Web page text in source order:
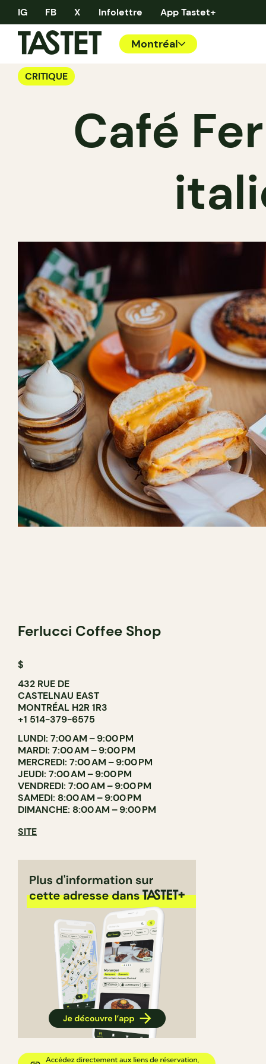
IG FB X Infolettre App Tastet+
Montréal
CRITIQUE
Café
Ferlucci Coffee Shop
$
432 RUE DE
CASTELNAU EAST
MONTRÉAL H2R 1R3
+1 514-379-6575
LUNDI: 7:00 AM – 9:00 PM
MARDI: 7:00 AM – 9:00 PM
MERCREDI: 7:00 AM – 9:00 PM
JEUDI: 7:00 AM – 9:00 PM
VENDREDI: 7:00 AM – 9:00 PM
SAMEDI: 8:00 AM – 9:00 PM
DIMANCHE: 8:00 AM – 9:00 PM
SITE